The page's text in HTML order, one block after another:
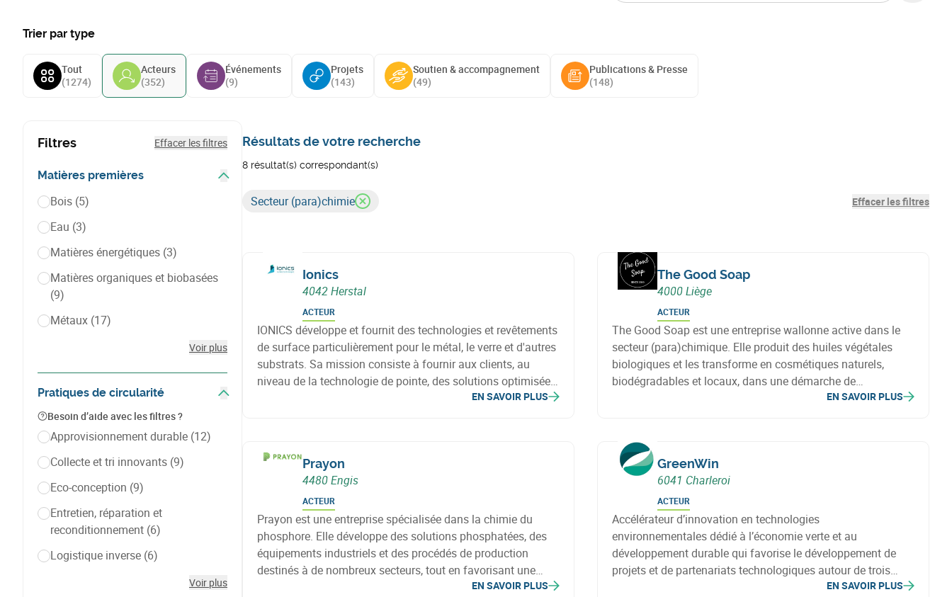
Trier par type
Tout
(1274)
Acteurs
(352)
Événements
(9)
Projets
(143)
Soutien & accompagnement
(49)
Publications & Presse
(148)
Filtres Effacer les filtres
Matières premières
Bois (5)
Eau (3)
Matières énergétiques (3)
Matières organiques et biobasées
(9)
Métaux (17)
Voir plus
Pratiques de circularité
Besoin d’aide avec les filtres ?
Approvisionnement durable (12)
Collecte et tri innovants (9)
Eco-conception (9)
Entretien, réparation et
reconditionnement (6)
Logistique inverse (6)
Voir plus
Résultats de votre recherche
8 résultat(s) correspondant(s)
Secteur (para)chimie Effacer les filtres
Ionics
4042 Herstal
ACTEUR
IONICS développe et fournit des technologies et revêtements
de surface particulièrement pour le métal, le verre et d'autres
substrats. Sa mission consiste à fournir aux clients, au
niveau de la technologie de pointe, des solutions optimisées
et durables dans le traitement et revêtement de surface.
EN SAVOIR PLUS
The Good Soap
4000 Liège
ACTEUR
The Good Soap est une entreprise wallonne active dans le
secteur (para)chimique. Elle produit des huiles végétales
biologiques et les transforme en cosmétiques naturels,
biodégradables et locaux, dans une démarche de
valorisation de ressources d’origine végétale.EN SAVOIR PLUS
Prayon
4480 Engis
ACTEUR
Prayon est une entreprise spécialisée dans la chimie du
phosphore. Elle développe des solutions phosphatées, des
équipements industriels et des procédés de production
destinés à de nombreux secteurs, tout en favorisant une
utilisation efficace des ressources, la valorisation des sous-
EN SAVOIR PLUS
GreenWin
6041 Charleroi
ACTEUR
Accélérateur d’innovation en technologies
environnementales dédié à l’économie verte et au
développement durable qui favorise le développement de
projets et de partenariats technologiques autour de trois
axes : la chimie verte, la construction durable et lesEN SAVOIR PLUS